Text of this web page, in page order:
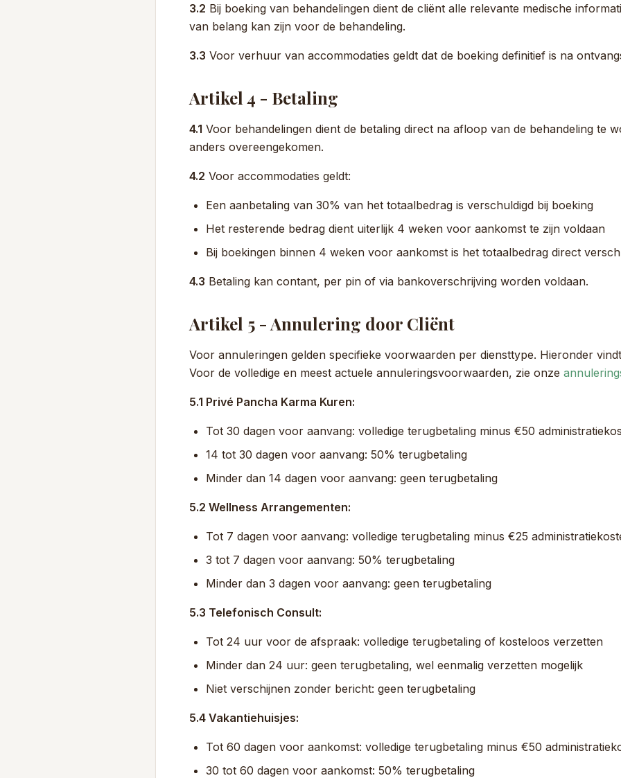
3.2 Bij boeking van behandelingen dient de cliënt alle relevante medische
van belang kan zijn voor de behandeling.
3.3 Voor verhuur van accommodaties geldt dat de boeking definitief is na
Artikel 4 - Betaling
4.1 Voor behandelingen dient de betaling direct na afloop van de behandeling te
anders overeengekomen.
4.2 Voor accommodaties geldt:
Een aanbetaling van 30% van het totaalbedrag is verschuldigd bij boeking
Het resterende bedrag dient uiterlijk 4 weken voor aankomst te zijn voldaan
Bij boekingen binnen 4 weken voor aankomst is het totaalbedrag direct
4.3 Betaling kan contant, per pin of via bankoverschrijving worden voldaan.
Artikel 5 - Annulering door Cliënt
Voor annuleringen gelden specifieke voorwaarden per diensttype. Hieronder
Voor de volledige en meest actuele annuleringsvoorwaarden, zie onze
5.1 Privé Pancha Karma Kuren:
Tot 30 dagen voor aanvang: volledige terugbetaling minus €50
14 tot 30 dagen voor aanvang: 50% terugbetaling
Minder dan 14 dagen voor aanvang: geen terugbetaling
5.2 Wellness Arrangementen:
Tot 7 dagen voor aanvang: volledige terugbetaling minus €25
3 tot 7 dagen voor aanvang: 50% terugbetaling
Minder dan 3 dagen voor aanvang: geen terugbetaling
5.3 Telefonisch Consult:
Tot 24 uur voor de afspraak: volledige terugbetaling of kosteloos verzetten
Minder dan 24 uur: geen terugbetaling, wel eenmalig verzetten mogelijk
Niet verschijnen zonder bericht: geen terugbetaling
5.4 Vakantiehuisjes:
Tot 60 dagen voor aankomst: volledige terugbetaling minus €50
30 tot 60 dagen voor aankomst: 50% terugbetaling